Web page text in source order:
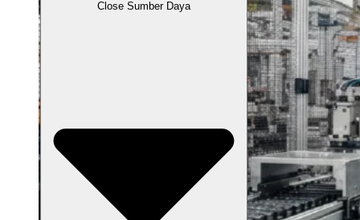
Close Sumber Daya